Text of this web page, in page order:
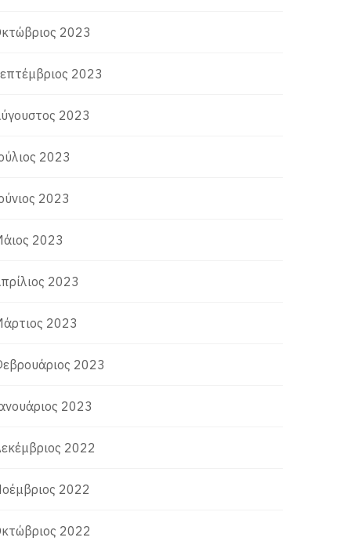
2023
2023
2023
2023
2023
2023
2023
2023
2023
2023
2022
2022
2022